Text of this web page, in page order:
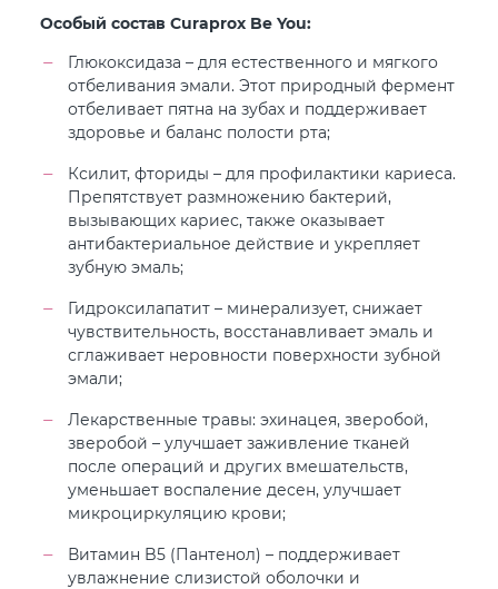
Особый состав Curaprox Be You:
Глюкоксидаза – для естественного и мягкого
отбеливания эмали. Этот природный фермент
отбеливает пятна на зубах и поддерживает
здоровье и баланс полости рта;
Ксилит, фториды – для профилактики кариеса.
Препятствует размножению бактерий,
вызывающих кариес, также оказывает
антибактериальное действие и укрепляет
зубную эмаль;
Гидроксилапатит – минерализует, снижает
чувствительность, восстанавливает эмаль и
сглаживает неровности поверхности зубной
эмали;
Лекарственные травы: эхинацея, зверобой,
зверобой – улучшает заживление тканей
после операций и других вмешательств,
уменьшает воспаление десен, улучшает
микроциркуляцию крови;
Витамин B5 (Пантенол) – поддерживает
увлажнение слизистой оболочки и